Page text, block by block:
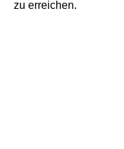
zu erreichen.